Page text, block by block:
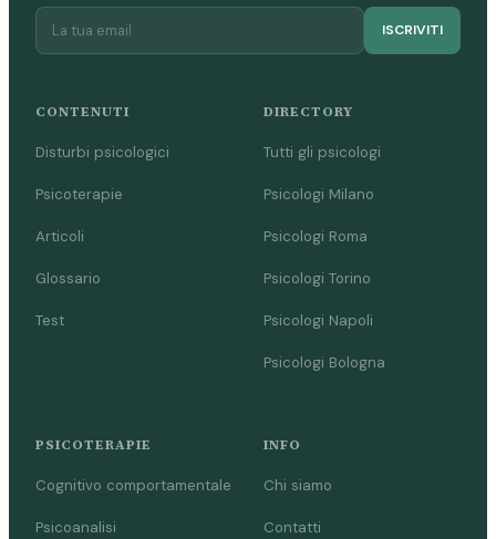
ISCRIVITI
CONTENUTI
Disturbi psicologici
Psicoterapie
Articoli
Glossario
Test
DIRECTORY
Tutti gli psicologi
Psicologi Milano
Psicologi Roma
Psicologi Torino
Psicologi Napoli
Psicologi Bologna
PSICOTERAPIE
Cognitivo comportamentale
Psicoanalisi
INFO
Chi siamo
Contatti